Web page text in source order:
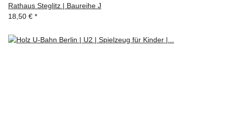
Rathaus Steglitz | Baureihe J
18,50 € *